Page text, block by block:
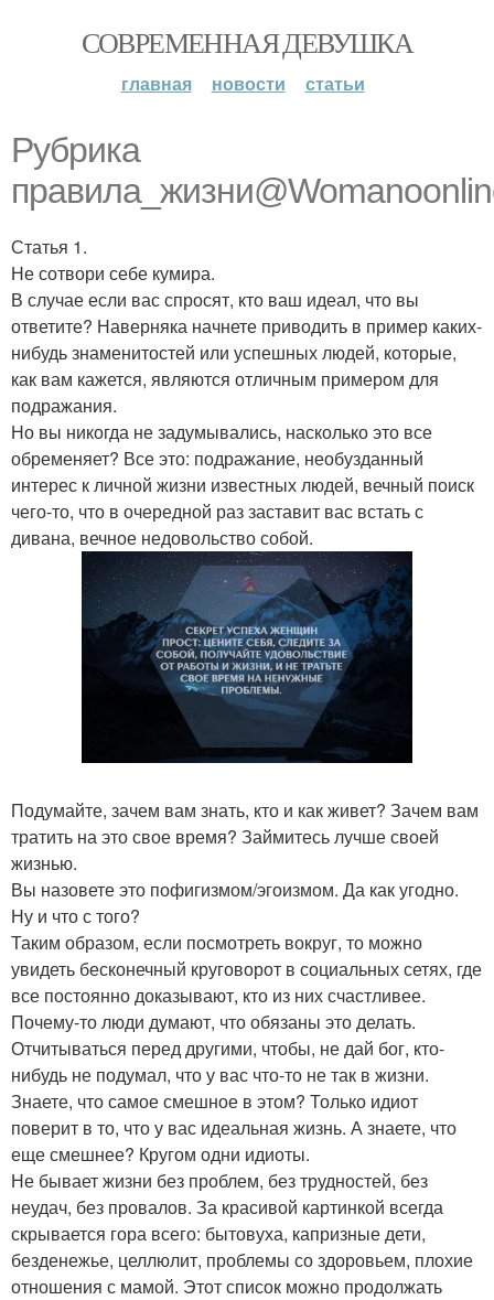
СОВРЕМЕННАЯ ДЕВУШКА
главная новости статьи
Рубрика
Статья 1.
Не сотвори себе кумира.
В случае если вас спросят, кто ваш идеал, что вы
ответите? Наверняка начнете приводить в пример каких-
нибудь знаменитостей или успешных людей, которые,
как вам кажется, являются отличным примером для
подражания.
Но вы никогда не задумывались, насколько это все
обременяет? Все это: подражание, необузданный
интерес к личной жизни известных людей, вечный поиск
чего-то, что в очередной раз заставит вас встать с
дивана, вечное недовольство собой.
Подумайте, зачем вам знать, кто и как живет? Зачем вам
тратить на это свое время? Займитесь лучше своей
жизнью.
Вы назовете это пофигизмом/эгоизмом. Да как угодно.
Ну и что с того?
Таким образом, если посмотреть вокруг, то можно
увидеть бесконечный круговорот в социальных сетях, где
все постоянно доказывают, кто из них счастливее.
Почему-то люди думают, что обязаны это делать.
Отчитываться перед другими, чтобы, не дай бог, кто-
нибудь не подумал, что у вас что-то не так в жизни.
Знаете, что самое смешное в этом? Только идиот
поверит в то, что у вас идеальная жизнь. А знаете, что
еще смешнее? Кругом одни идиоты.
Не бывает жизни без проблем, без трудностей, без
неудач, без провалов. За красивой картинкой всегда
скрывается гора всего: бытовуха, капризные дети,
безденежье, целлюлит, проблемы со здоровьем, плохие
отношения с мамой. Этот список можно продолжать